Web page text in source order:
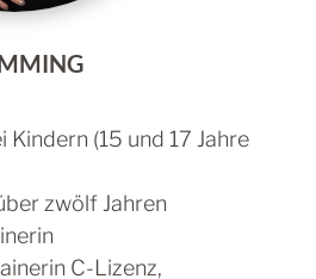
Kindern (15 und 17 Jahre
zwölf Jahren
C-Lizenz,